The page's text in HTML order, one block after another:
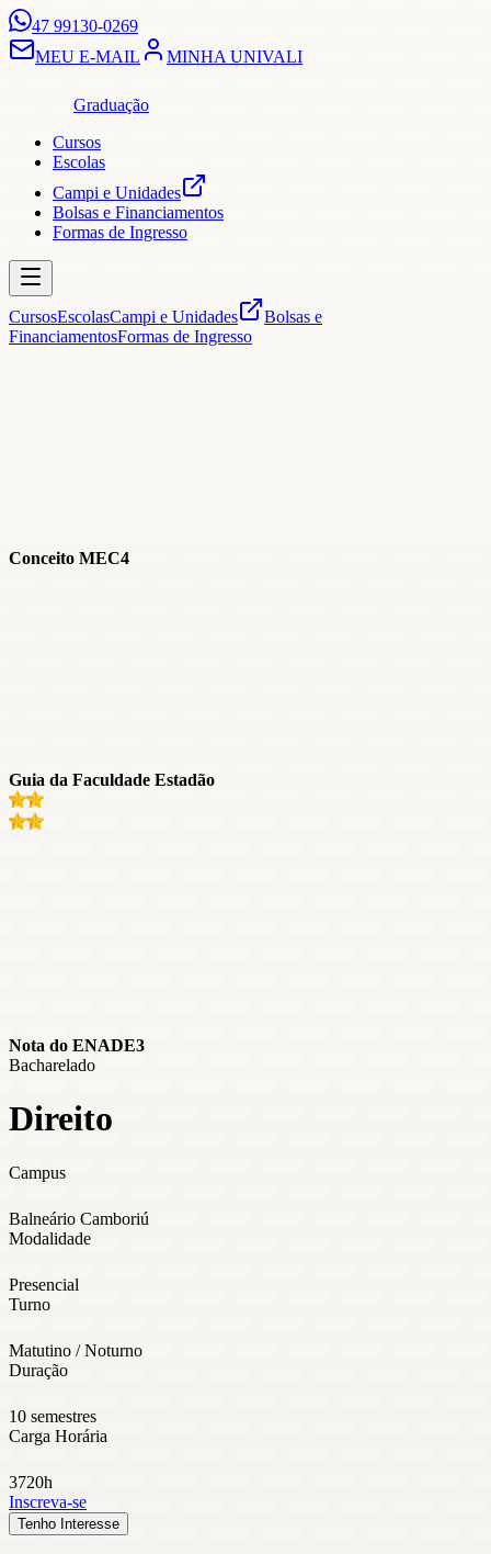
47 99130-0269
MEU E-MAIL
MINHA UNIVALI
Graduação
Cursos
Escolas
Campi e Unidades
Bolsas e Financiamentos
Formas de Ingresso
CursosEscolasCampi e Unidades
Bolsas e
FinanciamentosFormas de Ingresso
Conceito MEC4
Guia da Faculdade Estadão
Nota do ENADE3
Bacharelado
Direito
Campus
Balneário Camboriú
Modalidade
Presencial
Turno
Matutino / Noturno
Duração
10 semestres
Carga Horária
3720h
Inscreva-se
Tenho Interesse